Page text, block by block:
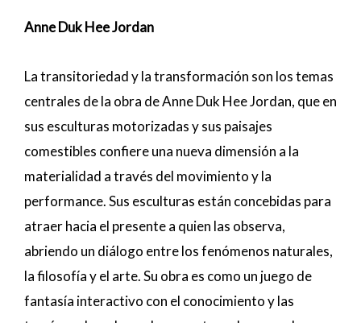
Anne Duk Hee Jordan
La transitoriedad y la transformación son los temas
centrales de la obra deAnne Duk Hee Jordan, que en
sus esculturas motorizadas y sus paisajes
comestibles confiere una nueva dimensión a la
materialidad a través del movimiento y la
performance. Sus esculturas están concebidas para
atraer hacia el presente a quien las observa,
abriendo un diálogo entre los fenómenos naturales,
la filosofía y el arte. Su obra es como un juego de
fantasía interactivo con el conocimiento y las